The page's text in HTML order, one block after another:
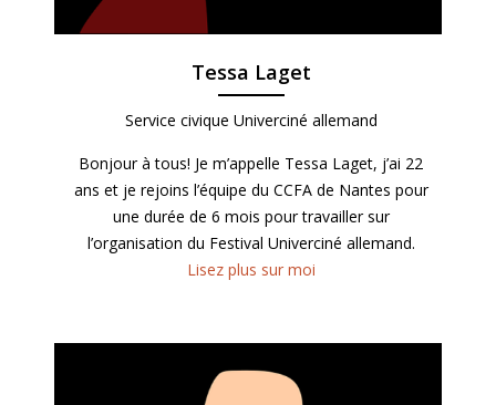
Tessa Laget
Service civique Univerciné allemand
Bonjour à tous! Je m’appelle Tessa Laget, j’ai 22
ans et je rejoins l’équipe du CCFA de Nantes pour
une durée de 6 mois pour travailler sur
l’organisation du Festival Univerciné allemand.
Lisez plus sur moi